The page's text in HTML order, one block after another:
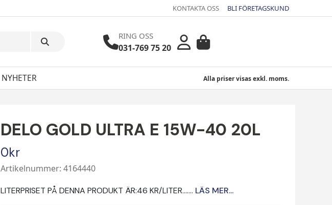
KONTAKTA OSS BLI FÖRETAGSKUND
RING OSS
031-769 75 20
NYHETER Alla priser visas exkl. moms.
DELO GOLD ULTRA E 15W-40 20L
0kr
Artikelnummer: 4164440
LITERPRISET PÅ DENNA PRODUKT ÄR:46 KR/LITER....... LÄS MER...